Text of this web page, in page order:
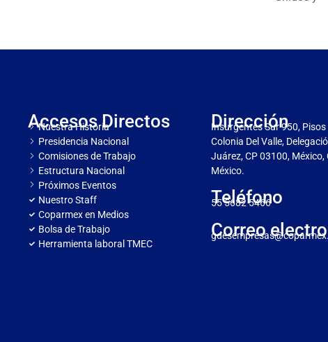
Accesos Directos
Nuestra Historia
Presidencia Nacional
Comisiones de Trabajo
Estructura Nacional
Próximos Eventos
Nuestro Staff
Coparmex en Medios
Bolsa de Trabajo
Herramienta laboral TMEC
Dirección
Insurgentes Sur 950, Pisos
Colonia Del Valle,
Juárez, CP 03100, México,
México.
Teléfono
55 5682 5466
Correo